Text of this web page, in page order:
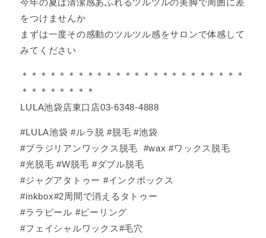
今年の夏は清潔感あふれるツルツルの美脚で周囲に差
をつけませんか
まずは一度その感動のツルツル感をサロンで体感して
みてください
＊＊＊＊＊＊＊＊＊＊＊＊＊＊＊＊＊＊＊＊＊＊＊＊
＊＊＊＊＊＊＊＊
LULA池袋店東口店03-6348-4888
#LULA池袋 #ルラ脱 #脱毛 #池袋
#ブラジリアンワックス脱毛 #wax #ワックス脱毛
#光脱毛 #W脱毛 #ダブル脱毛
#ジャグアタトゥー #インクボックス
#inkbox#2周間で消えるタトゥー
#ララピール #ピーリング
#フェイシャルワックス#毛穴